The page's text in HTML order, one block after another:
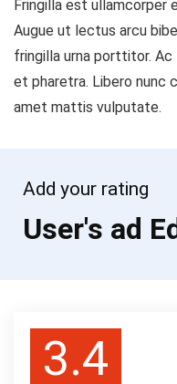
Fringilla est ullamcorper
Augue ut lectus arcu
fringilla urna porttitor.
et pharetra. Libero nunc
amet mattis vulputate.
Add your rating
User's ad
3.4